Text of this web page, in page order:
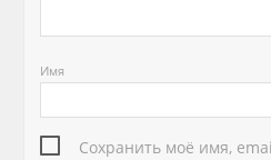
Имя
Сохранить моё имя,